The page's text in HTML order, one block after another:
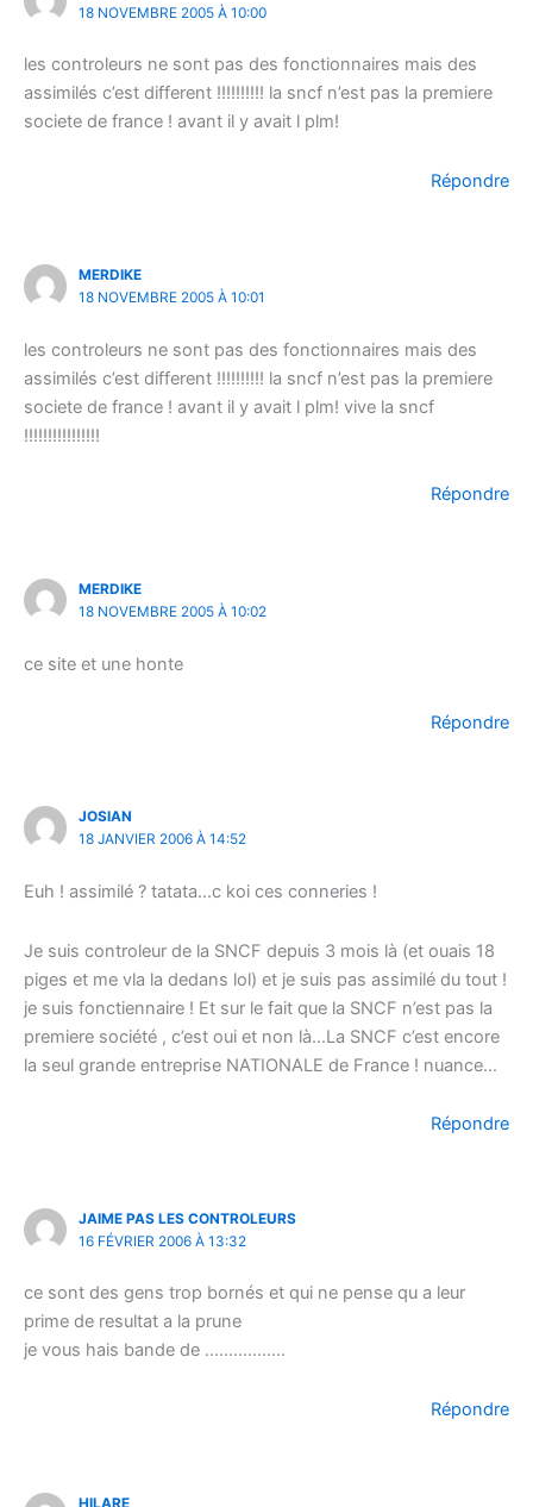
18 NOVEMBRE 2005 À 10:00
les controleurs ne sont pas des fonctionnaires mais des
assimilés c’est different !!!!!!!!!! la sncf n’est pas la premiere
societe de france ! avant il y avait l plm!
Répondre
MERDIKE
18 NOVEMBRE 2005 À 10:01
les controleurs ne sont pas des fonctionnaires mais des
assimilés c’est different !!!!!!!!!! la sncf n’est pas la premiere
societe de france ! avant il y avait l plm! vive la sncf
!!!!!!!!!!!!!!!!
Répondre
MERDIKE
18 NOVEMBRE 2005 À 10:02
ce site et une honte
Répondre
JOSIAN
18 JANVIER 2006 À 14:52
Euh ! assimilé ? tatata…c koi ces conneries !
Je suis controleur de la SNCF depuis 3 mois là (et ouais 18
piges et me vla la dedans lol) et je suis pas assimilé du tout !
je suis fonctiennaire ! Et sur le fait que la SNCF n’est pas la
premiere société , c’est oui et non là…La SNCF c’est encore
la seul grande entreprise NATIONALE de France ! nuance…
Répondre
JAIME PAS LES CONTROLEURS
16 FÉVRIER 2006 À 13:32
ce sont des gens trop bornés et qui ne pense qu a leur
prime de resultat a la prune
je vous hais bande de ……………..
Répondre
HILARE